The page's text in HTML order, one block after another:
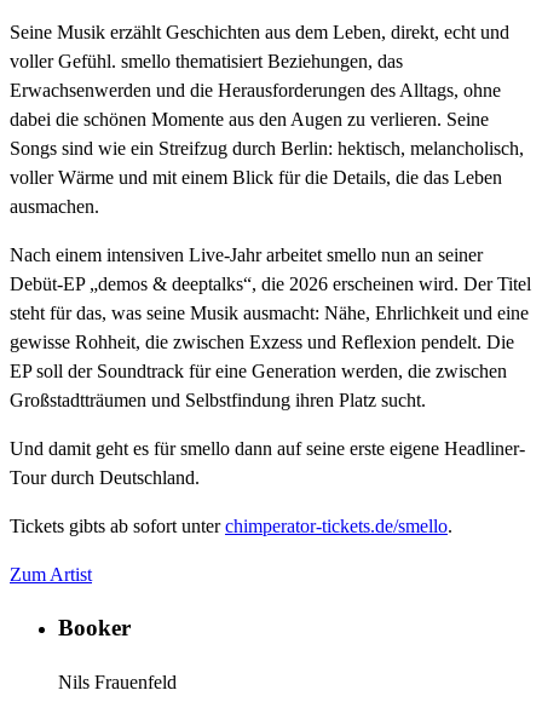
Seine Musik erzählt Geschichten aus dem Leben, direkt, echt und
voller Gefühl. smello thematisiert Beziehungen, das
Erwachsenwerden und die Herausforderungen des Alltags, ohne
dabei die schönen Momente aus den Augen zu verlieren. Seine
Songs sind wie ein Streifzug durch Berlin: hektisch, melancholisch,
voller Wärme und mit einem Blick für die Details, die das Leben
ausmachen.
Nach einem intensiven Live-Jahr arbeitet smello nun an seiner
Debüt-EP „demos & deeptalks“, die 2026 erscheinen wird. Der Titel
steht für das, was seine Musik ausmacht: Nähe, Ehrlichkeit und eine
gewisse Rohheit, die zwischen Exzess und Reflexion pendelt. Die
EP soll der Soundtrack für eine Generation werden, die zwischen
Großstadtträumen und Selbstfindung ihren Platz sucht.
Und damit geht es für smello dann auf seine erste eigene Headliner-
Tour durch Deutschland.
Tickets gibts ab sofort unterchimperator-tickets.de/smello.
Zum Artist
Booker
Nils Frauenfeld